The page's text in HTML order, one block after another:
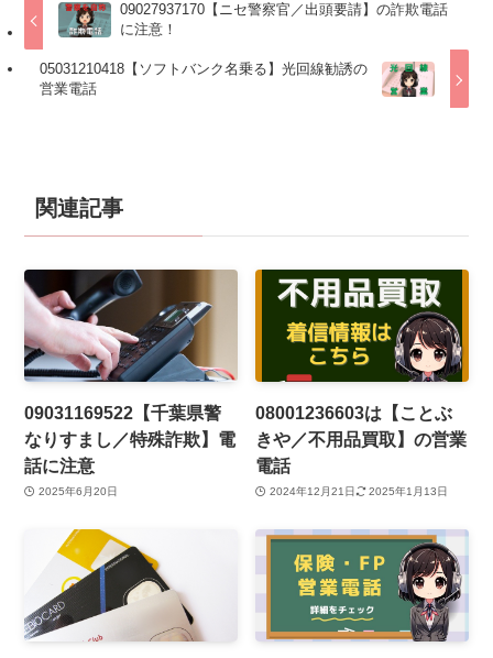
09027937170【ニセ警察官／出頭要請】の詐欺電話
に注意！
05031210418【ソフトバンク名乗る】光回線勧誘の
営業電話
関連記事
09031169522【千葉県警
なりすまし／特殊詐欺】電
話に注意
2025年6月20日
08001236603は【ことぶ
きや／不用品買取】の営業
電話
2024年12月21日 2025年1月13日